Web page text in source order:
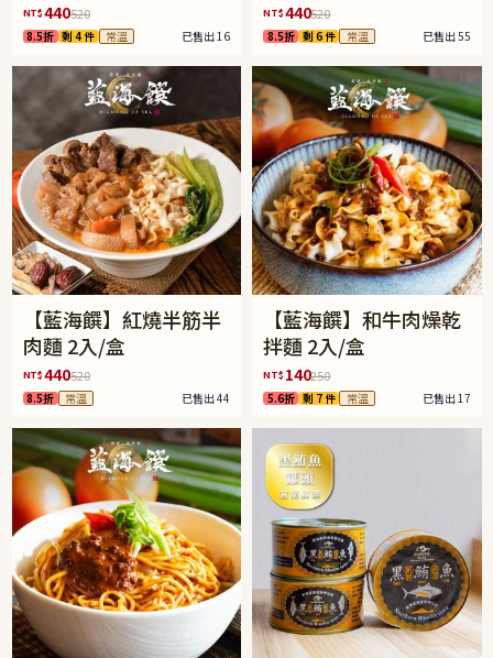
NT$440520
8.5折 剩 4 件 常溫 已售出 16
NT$440520
8.5折 剩 6 件 常溫 已售出 55
【藍海饌】紅燒半筋半
肉麵 2入/盒
NT$440520
8.5折 常溫 已售出 44
【藍海饌】和牛肉燥乾
拌麵 2入/盒
NT$ 140250
5.6折 剩 7 件 常溫 已售出 17